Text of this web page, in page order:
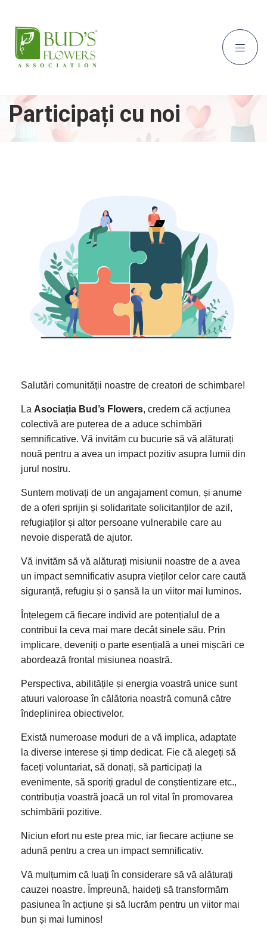
Participați cu noi
Salutări comunității noastre de creatori de schimbare!
La Asociația Bud’s Flowers, credem că acțiunea
colectivă are puterea de a aduce schimbări
semnificative. Vă invităm cu bucurie să vă alăturați
nouă pentru a avea un impact pozitiv asupra lumii din
jurul nostru.
Suntem motivați de un angajament comun, și anume
de a oferi sprijin și solidaritate solicitanților de azil,
refugiaților și altor persoane vulnerabile care au
nevoie disperată de ajutor.
Vă invităm să vă alăturați misiunii noastre de a avea
un impact semnificativ asupra vieților celor care caută
siguranță, refugiu și o șansă la un viitor mai luminos.
Înțelegem că fiecare individ are potențialul de a
contribui la ceva mai mare decât sinele său. Prin
implicare, deveniți o parte esențială a unei mișcări ce
abordează frontal misiunea noastră.
Perspectiva, abilitățile și energia voastră unice sunt
atuuri valoroase în călătoria noastră comună către
îndeplinirea obiectivelor.
Există numeroase moduri de a vă implica, adaptate
la diverse interese și timp dedicat. Fie că alegeți să
faceți voluntariat, să donați, să participați la
evenimente, să sporiți gradul de conștientizare etc.,
contribuția voastră joacă un rol vital în promovarea
schimbării pozitive.
Niciun efort nu este prea mic, iar fiecare acțiune se
adună pentru a crea un impact semnificativ.
Vă mulțumim că luați în considerare să vă alăturați
cauzei noastre. Împreună, haideți să transformăm
pasiunea în acțiune și să lucrăm pentru un viitor mai
bun și mai luminos!